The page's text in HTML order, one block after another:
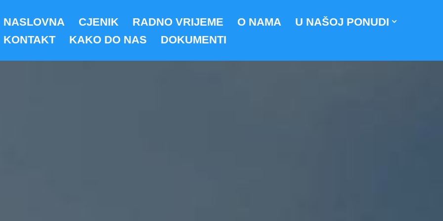
NASLOVNA CJENIK RADNO VRIJEME O NAMA
U NAŠOJ PONUDI
KONTAKT
KAKO DO NAS DOKUMENTI